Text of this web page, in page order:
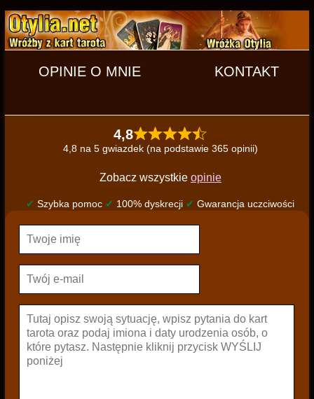
OPINIE O MNIE KONTAKT
4,8
4,8 na 5 gwiazdek (na podstawie 365 opinii)
Zobacz wszystkie opinie
✔ Szybka pomoc ✔ 100% dyskrecji ✔ Gwarancja uczciwości